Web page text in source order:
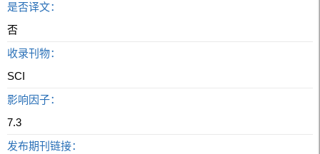
是否译文：
否
收录刊物：
SCI
影响因子：
7.3
发布期刊链接：